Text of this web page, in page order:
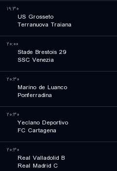
۱۹:۳۰
US Grosseto
Terranuova Traiana
۲۰:۰۰
Stade Brestois 29
SSC Venezia
۲۰:۳۰
Marino de Luanco
Ponferradina
۲۰:۳۰
Yeclano Deportivo
FC Cartagena
۲۰:۳۰
Real Valladolid B
Real Madrid C